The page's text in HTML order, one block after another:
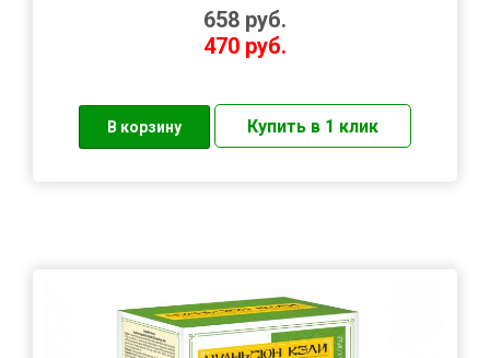
658 руб.
470 руб.